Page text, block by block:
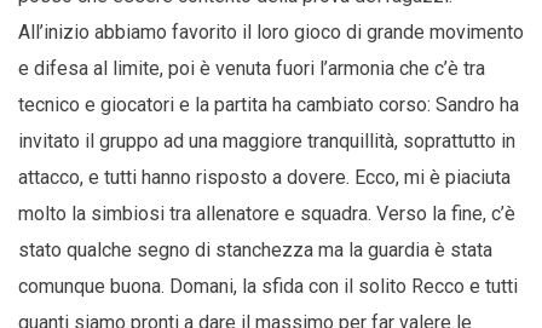
All’inizio abbiamo favorito il loro gioco di grande movimento
e difesa al limite, poi è venuta fuori l’armonia che c’è tra
tecnico e giocatori e la partita ha cambiato corso: Sandro ha
invitato il gruppo ad una maggiore tranquillità, soprattutto in
attacco, e tutti hanno risposto a dovere. Ecco, mi è piaciuta
molto la simbiosi tra allenatore e squadra. Verso la fine, c’è
stato qualche segno di stanchezza ma la guardia è stata
comunque buona. Domani, la sfida con il solito Recco e tutti
quanti siamo pronti a dare il massimo per far valere le